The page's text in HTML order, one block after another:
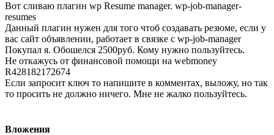
Вот сливаю плагин wp Resume manager. wp-job-manager-
resumes
Данный плагин нужен для того чтоб создавать резюме, если у
вас сайт объявлении, работает в связке с wp-job-manager
Покупал я. Обошелся 2500руб. Кому нужно пользуйтесь.
Не откажусь от финансовой помощи на webmoney
R428182172674
Если запросит ключ то напишите в комментах, выложу, но так
то просить не должно ничего. Мне не жалко пользуйтесь.
Вложения